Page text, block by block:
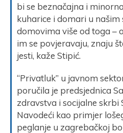
bi se beznačajna i
kuharice i domari u našim
domovima više od toga –
im se povjeravaju, znaju
jesti, kaže Stipić.
“Privatluk” u javnom
poručila je predsjednica
zdravstva i socijalne skrbi
Navodeći kao primjer
peglanje u zagrebačkoj